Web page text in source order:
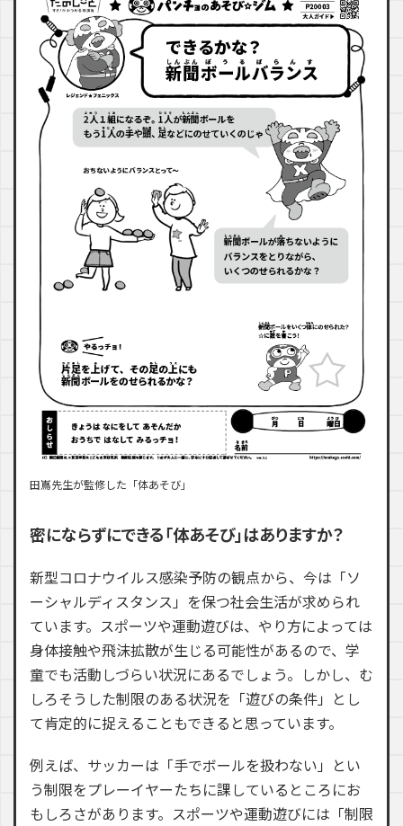
田嶌先生が監修した「体あそび」
密にならずにできる「体あそび」はありますか？
新型コロナウイルス感染予防の観点から、今は「ソ
ーシャルディスタンス」を保つ社会生活が求められ
ています。スポーツや運動遊びは、やり方によっては
身体接触や飛沫拡散が生じる可能性があるので、学
童でも活動しづらい状況にあるでしょう。しかし、む
しろそうした制限のある状況を「遊びの条件」とし
て肯定的に捉えることもできると思っています。
例えば、サッカーは「手でボールを扱わない」とい
う制限をプレーイヤーたちに課しているところにお
もしろさがあります。スポーツや運動遊びには「制限